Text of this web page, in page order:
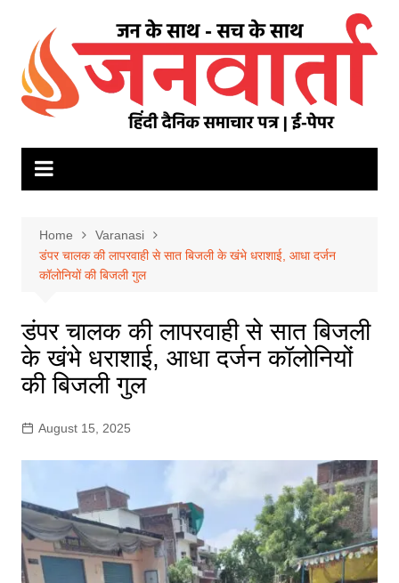
content
Home
Varanasi
डंपर चालक की लापरवाही से सात बिजली के खंभे धराशाई, आधा दर्जन
कॉलोनियों की बिजली गुल
डंपर चालक की लापरवाही से सात बिजली
के खंभे धराशाई, आधा दर्जन कॉलोनियों
की बिजली गुल
August 15, 2025